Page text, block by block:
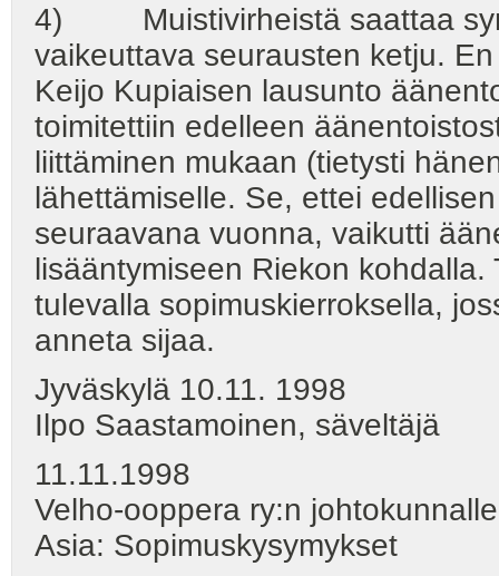
4) Muistivirheistä saattaa
vaikeuttava seurausten ketju.
Keijo Kupiaisen lausunto
toimitettiin edelleen
liittäminen mukaan (tietysti
lähettämiselle. Se, ettei
seuraavana vuonna, vaikutti
lisääntymiseen Riekon
tulevalla sopimuskierroksella,
anneta sijaa.
Jyväskylä 10.11. 1998
Ilpo Saastamoinen, säveltäjä
11.11.1998
Velho-ooppera ry:n johtokunnalle
Asia: Sopimuskysymykset